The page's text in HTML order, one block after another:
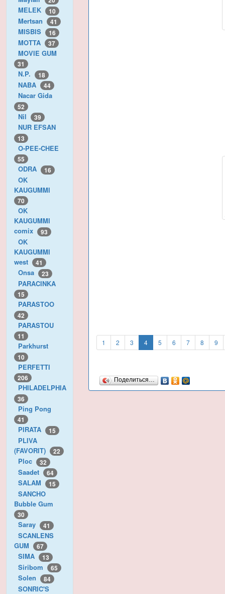
MELEK 10
Mertsan 41
MISBIS 16
MOTTA 37
MOVIE GUM
31
N.P. 18
NABA 44
Nacar Gida
52
Nil 39
NUR EFSAN
13
O-PEE-CHEE
55
ODRA 16
OK
KAUGUMMI
70
OK
KAUGUMMI
comix
93
OK
KAUGUMMI
west
41
Onsa 23
PARACINKA
15
PARASTOO
42
PARASTOU
11
Parkhurst
10
PERFETTI
206
PHILADELPHIA
36
Ping Pong
41
PIRATA 15
PLIVA
(FAVORIT)
22
Ploc 32
Saadet 64
SALAM 15
SANCHO
Bubble Gum
30
Saray 41
SCANLENS
GUM
67
SIMA 13
Siribom 65
Solen 84
SONRIC'S
1 2 3 4 5 6 7 8 9
Поделиться…